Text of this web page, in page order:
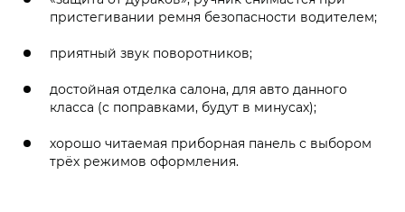
пристегивании ремня безопасности водителем;
приятный звук поворотников;
достойная отделка салона, для авто данного
класса (с поправками, будут в минусах);
хорошо читаемая приборная панель с выбором
трёх режимов оформления.